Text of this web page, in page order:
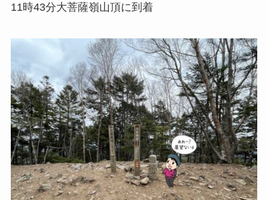
11時43分大菩薩嶺山頂に到着